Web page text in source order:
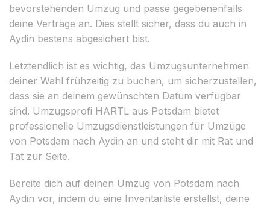
bevorstehenden Umzug und passe gegebenenfalls
deine Verträge an. Dies stellt sicher, dass du auch in
Aydin bestens abgesichert bist.
Letztendlich ist es wichtig, das Umzugsunternehmen
deiner Wahl frühzeitig zu buchen, um sicherzustellen,
dass sie an deinem gewünschten Datum verfügbar
sind. Umzugsprofi HÄRTL aus Potsdam bietet
professionelle Umzugsdienstleistungen für Umzüge
von Potsdam nach Aydin an und steht dir mit Rat und
Tat zur Seite.
Bereite dich auf deinen Umzug von Potsdam nach
Aydin vor, indem du eine Inventarliste erstellst, deine